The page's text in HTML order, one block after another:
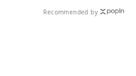
Recommended by